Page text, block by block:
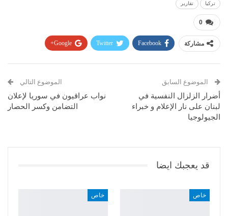
تركيا تقارير
0
مشاركة Facebook
Twitter
Google+
البريد الإلكتروني
الموضوع السابق
أضرار الزلزال النفسية في
لبنان على نار الإعلام و خبراء
الجيولوجيا
الموضوع التالي
نواب عراقيون في سوريا لإعلان
التضامن وكسر الحصار
قد يعجبك ايضا
خاص خاص